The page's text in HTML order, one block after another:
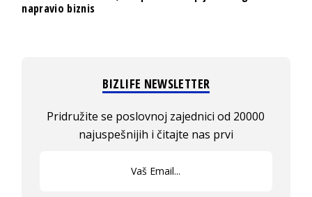
napravio biznis
BIZLIFE NEWSLETTER
Pridružite se poslovnoj zajednici od 20000
najuspešnijih i čitajte nas prvi